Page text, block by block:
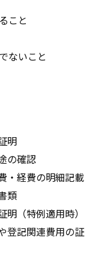
こと
ないこと
明
の確認
・経費の明細記載
類
明（特例適用時）
登記関連費用の証